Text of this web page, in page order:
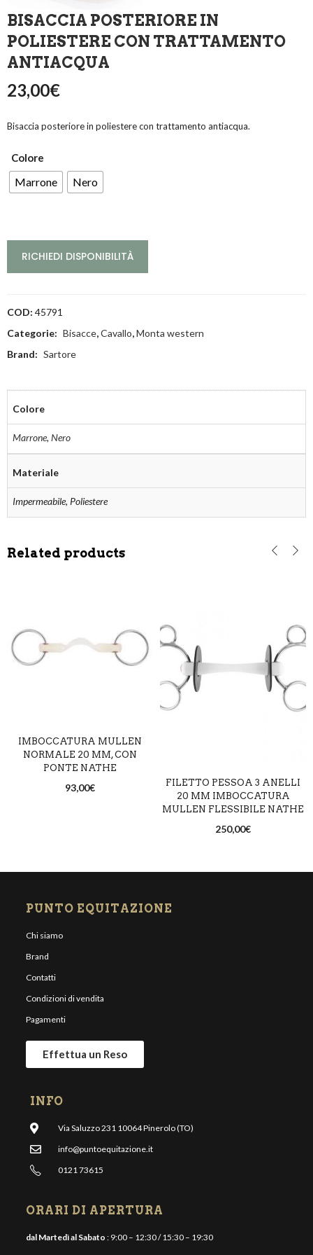
BISACCIA POSTERIORE IN
POLIESTERE CON TRATTAMENTO
ANTIACQUA
23,00€
Bisaccia posteriore in poliestere con trattamento antiacqua.
Colore
Marrone Nero
RICHIEDI DISPONIBILITÀ
COD: 45791
Categorie: Bisacce,Cavallo,Monta western
Brand: Sartore
Colore
Marrone, Nero
Materiale
Impermeabile, Poliestere
Related products
IMBOCCATURA MULLEN
NORMALE 20 MM, CON
PONTE NATHE
93,00€
FILETTO PESSOA 3 ANELLI
20 MM IMBOCCATURA
MULLEN FLESSIBILE NATHE
250,00€
PUNTO EQUITAZIONE
Chi siamo
Brand
Contatti
Condizioni di vendita
Pagamenti
Effettua un Reso
INFO
Via Saluzzo 231 10064 Pinerolo (TO)
info@puntoequitazione.it
0121 73615
ORARI DI APERTURA
dal Martedì al Sabato : 9:00 – 12:30 / 15:30 – 19:30